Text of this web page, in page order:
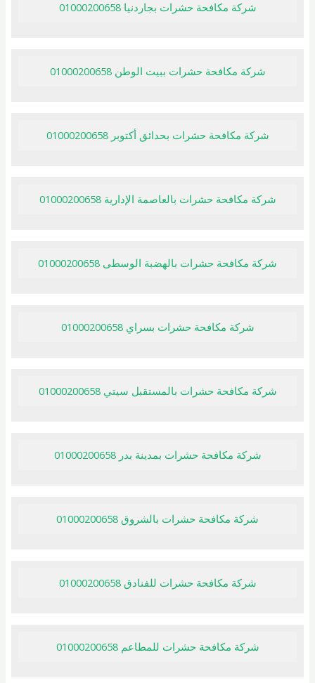
شركة مكافحة حشرات بجاردنيا 01000200658
شركة مكافحة حشرات ببيت الوطن 01000200658
شركة مكافحة حشرات بحدائق أكتوبر 01000200658
شركة مكافحة حشرات بالعاصمة الإدارية 01000200658
شركة مكافحة حشرات بالهضبة الوسطى 01000200658
شركة مكافحة حشرات بسراي 01000200658
شركة مكافحة حشرات بالمستقبل سيتي 01000200658
شركة مكافحة حشرات بمدينة بدر 01000200658
شركة مكافحة حشرات بالشروق 01000200658
شركة مكافحة حشرات للفنادق 01000200658
شركة مكافحة حشرات للمطاعم 01000200658